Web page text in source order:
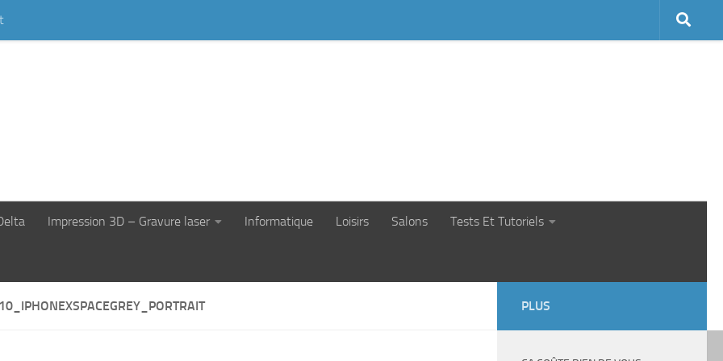
Impression 3D – Gravure laser Informatique Loisirs Salons Tests Et Tutoriels
PLUS